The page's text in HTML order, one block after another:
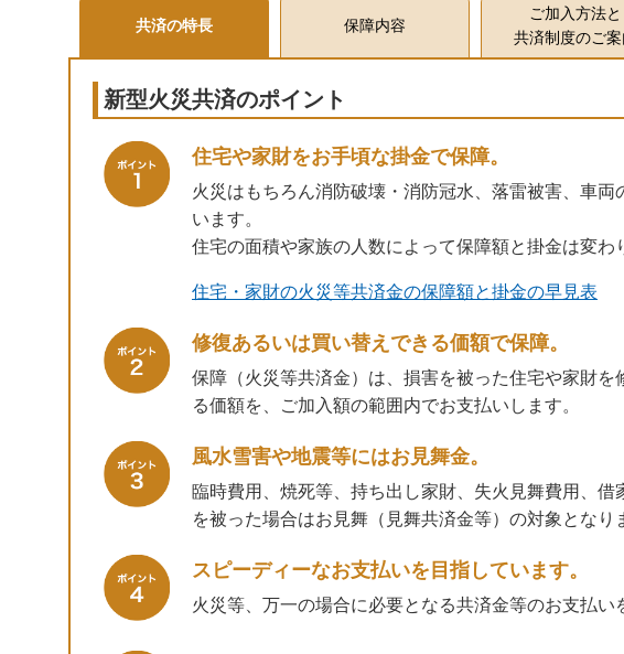
共済の特長 保障内容
ご加入方法と
共済制度のご案
新型火災共済のポイント
住宅や家財をお手頃な掛金で保障。
火災はもちろん消防破壊・消防冠水、落雷被害、車
います。
住宅の面積や家族の人数によって保障額と掛金は変わ
住宅・家財の火災等共済金の保障額と掛金の早見表
修復あるいは買い替えできる価額で保障。
保障（火災等共済金）は、損害を被った住宅や家財
る価額を、ご加入額の範囲内でお支払いします。
風水雪害や地震等にはお見舞金。
臨時費用、焼死等、持ち出し家財、失火見舞費用、
を被った場合はお見舞（見舞共済金等）の対象となり
スピーディーなお支払いを目指しています。
火災等、万一の場合に必要となる共済金等のお支払い